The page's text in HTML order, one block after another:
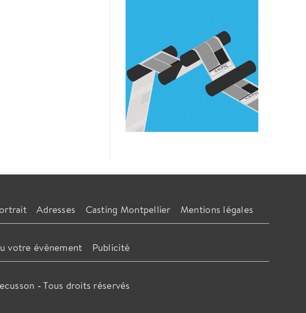
Adresses Casting Montpellier Mentions légales
votre évènement Publicité
-Tous droits réservés